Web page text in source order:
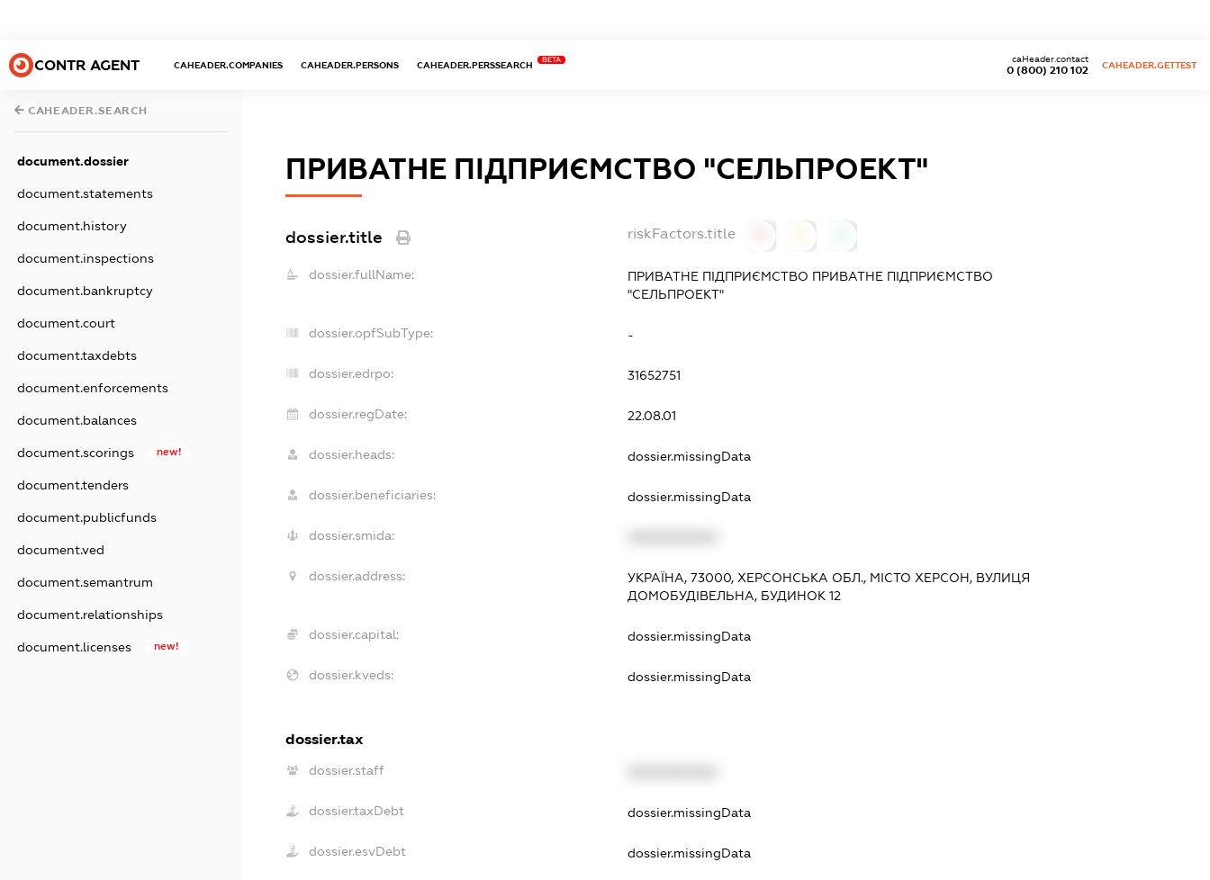
CONTR AGENT CAHEADER.COMPANIES CAHEADER.PERSONS CAHEADER.PERSSEARCH
BETA
0 (800) 210 102
caHeader.contact
CAHEADER.GETTEST
CAHEADER.SEARCH
document.dossier
document.statements
document.history
document.inspections
document.bankruptcy
document.court
document.taxdebts
document.enforcements
document.balances
document.scorings new!
document.tenders
document.publicfunds
document.ved
document.semantrum
document.relationships
document.licenses new!
ПРИВАТНЕ ПІДПРИЄМСТВО "СЕЛЬПРОЕКТ"
dossier.title riskFactors.title
dossier.fullName:
ПРИВАТНЕ ПІДПРИЄМСТВО ПРИВАТНЕ ПІДПРИЄМСТВО
"СЕЛЬПРОЕКТ"
dossier.opfSubType: -
dossier.edrpo: 31652751
dossier.regDate: 22.08.01
dossier.heads: dossier.missingData
dossier.beneficiaries: dossier.missingData
dossier.smida:
dossier.address:
УКРАЇНА, 73000, ХЕРСОНСЬКА ОБЛ., МІСТО ХЕРСОН, ВУЛИЦЯ
ДОМОБУДІВЕЛЬНА, БУДИНОК 12
dossier.capital: dossier.missingData
dossier.kveds: dossier.missingData
dossier.tax
dossier.staff
dossier.taxDebt dossier.missingData
dossier.esvDebt dossier.missingData